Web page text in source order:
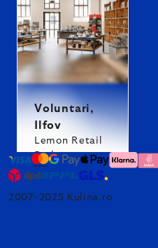
Voluntari,
Ilfov
Lemon Retail
Park
2007–2025 Kulina.ro